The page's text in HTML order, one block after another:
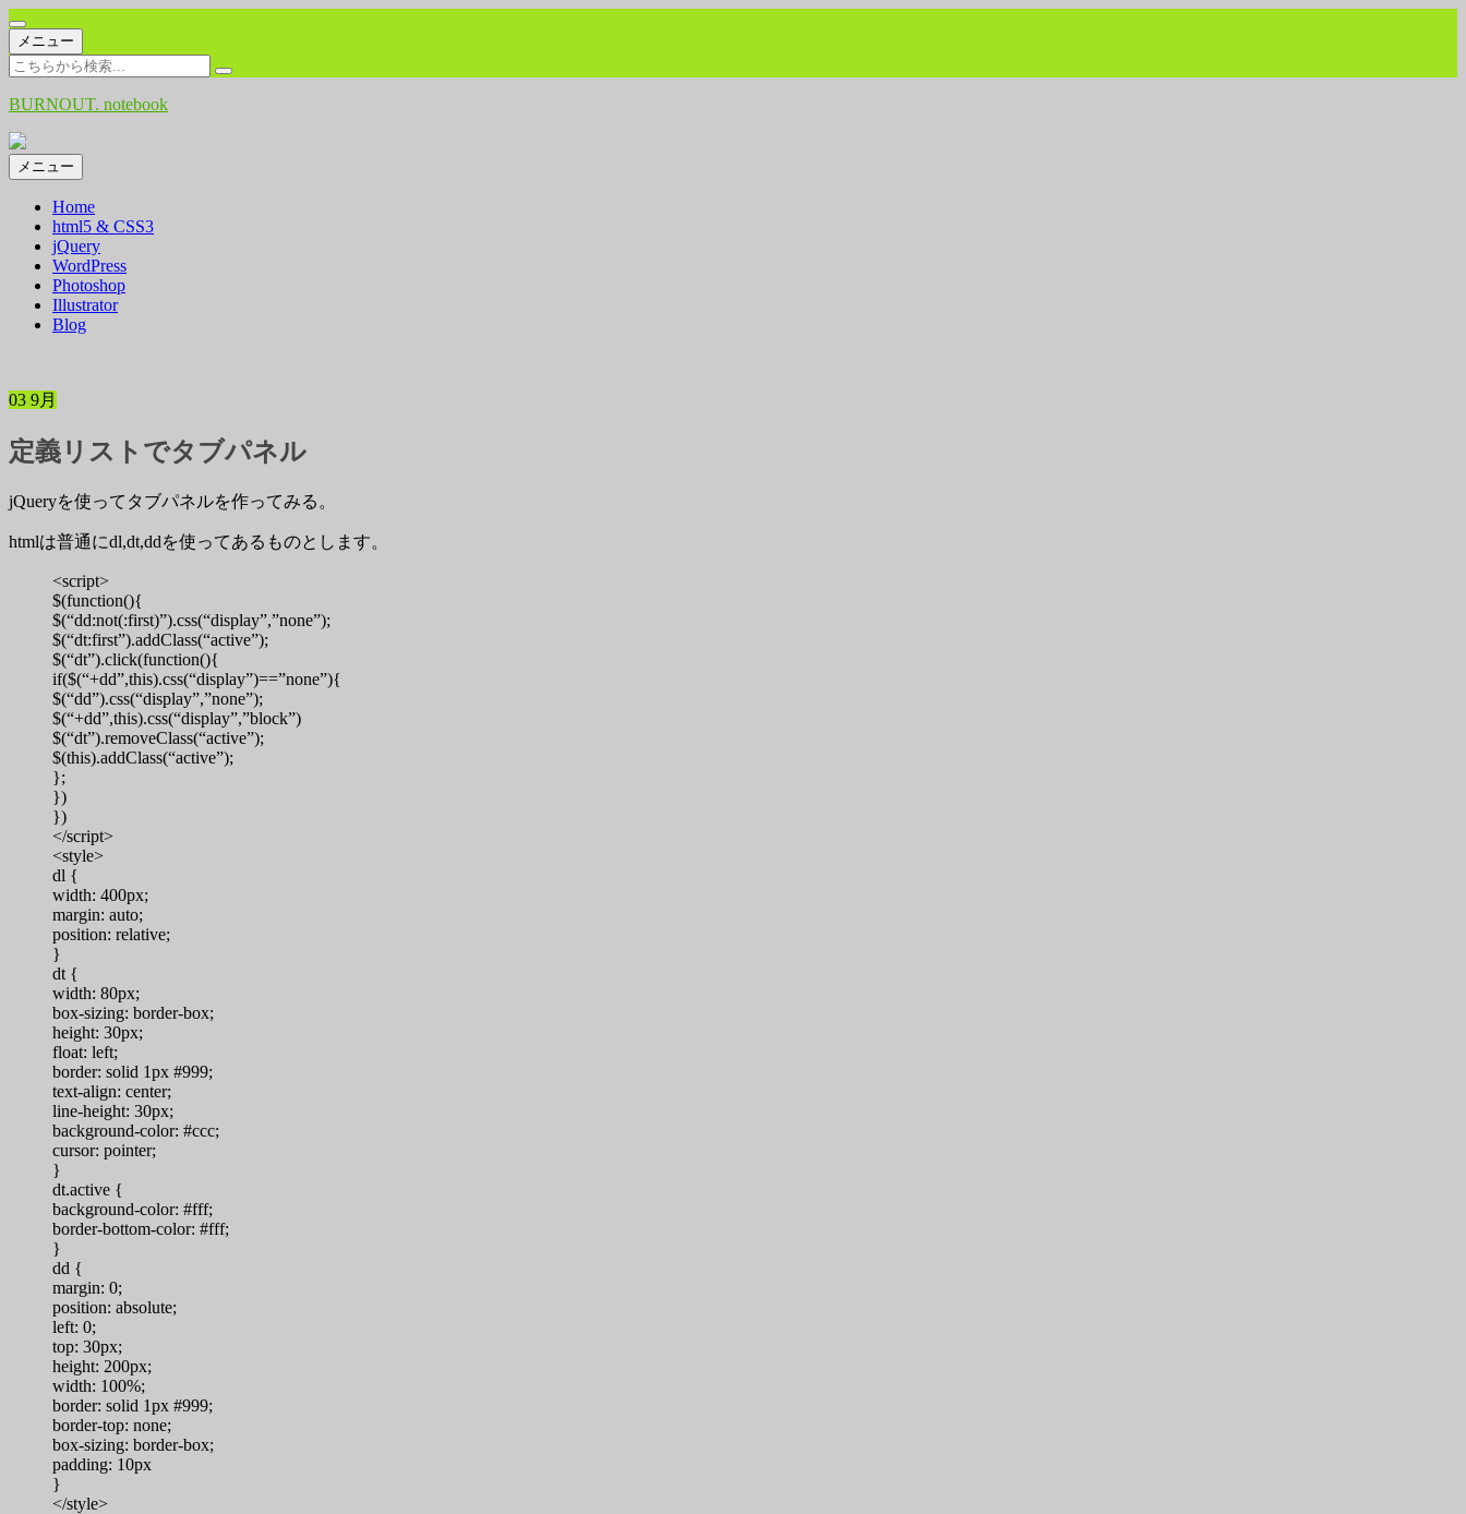
メニュー コ
ン
テ
ン
へ
ス
ッ
プ
検
BURNOUT. notebook
メニュー コ
テ
ン
ツ
へ
ス
キ
Home
html5 & CSS3
jQuery
WordPress
Photoshop
Illustrator
Blog
03 9月
定義リストでタブパネル
jQueryを使ってタブパネルを作ってみる。
htmlは普通にdl,dt,ddを使ってあるものとします。
<script>
$(function(){
$(“dd:not(:first)”).css(“display”,”none”);
$(“dt:first”).addClass(“active”);
$(“dt”).click(function(){
if($(“+dd”,this).css(“display”)==”none”){
$(“dd”).css(“display”,”none”);
$(“+dd”,this).css(“display”,”block”)
$(“dt”).removeClass(“active”);
$(this).addClass(“active”);
};
})
})
</script>
<style>
dl {
width: 400px;
margin: auto;
position: relative;
}
dt {
width: 80px;
box-sizing: border-box;
height: 30px;
float: left;
border: solid 1px #999;
text-align: center;
line-height: 30px;
background-color: #ccc;
cursor: pointer;
}
dt.active {
background-color: #fff;
border-bottom-color: #fff;
}
dd {
margin: 0;
position: absolute;
left: 0;
top: 30px;
height: 200px;
width: 100%;
border: solid 1px #999;
border-top: none;
box-sizing: border-box;
padding: 10px
}
</style>